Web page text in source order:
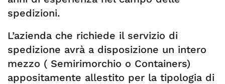
spedizioni.
L’azienda che richiede il servizio di
spedizione avrà a disposizione un intero
mezzo ( Semirimorchio o Containers)
appositamente allestito per la tipologia di